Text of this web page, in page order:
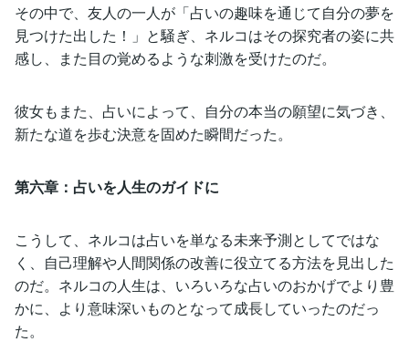
その中で、友人の一人が「占いの趣味を通じて自分の夢を
見つけた出した！」と騒ぎ、ネルコはその探究者の姿に共
感し、また目の覚めるような刺激を受けたのだ。
彼女もまた、占いによって、自分の本当の願望に気づき、
新たな道を歩む決意を固めた瞬間だった。
第六章：占いを人生のガイドに
こうして、ネルコは占いを単なる未来予測としてではな
く、自己理解や人間関係の改善に役立てる方法を見出した
のだ。ネルコの人生は、いろいろな占いのおかげでより豊
かに、より意味深いものとなって成長していったのだっ
た。